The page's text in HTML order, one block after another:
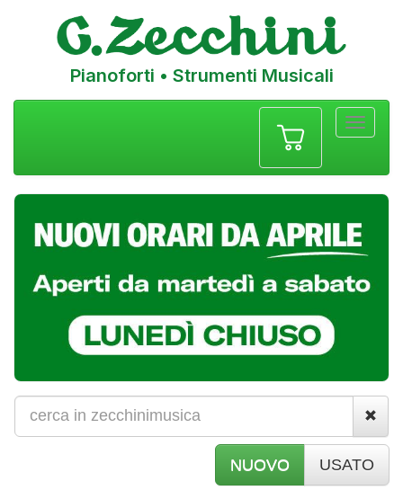
Pianoforti • Strumenti Musicali
NUOVO USATO